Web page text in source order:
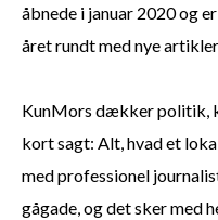
åbnede i januar 2020 og
året rundt med nye
KunMors dækker politik,
kort sagt: Alt, hvad et
med professionel
gågade, og det sker med